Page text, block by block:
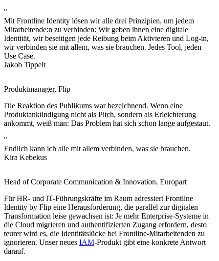
"
Mit Frontline Identity lösen wir alle drei Prinzipien, um jede:n
Mitarbeitende:n zu verbinden: Wir geben ihnen eine digitale
Identität, wir beseitigen jede Reibung beim Aktivieren und Log-in,
wir verbinden sie mit allem, was sie brauchen. Jedes Tool, jeden
Use Case.
Jakob Tippelt
Produktmanager, Flip
Die Reaktion des Publikums war bezeichnend. Wenn eine
Produktankündigung nicht als Pitch, sondern als Erleichterung
ankommt, weiß man: Das Problem hat sich schon lange aufgestaut.
"
Endlich kann ich alle mit allem verbinden, was sie brauchen.
Kira Kebekus
Head of Corporate Communication & Innovation, Europart
Für HR- und IT-Führungskräfte im Raum adressiert Frontline
Identity by Flip eine Herausforderung, die parallel zur digitalen
Transformation leise gewachsen ist: Je mehr Enterprise-Systeme in
die Cloud migrieren und authentifizierten Zugang erfordern, desto
teurer wird es, die Identitätslücke bei Frontline-Mitarbeitenden zu
ignorieren. Unser neues IAM-Produkt gibt eine konkrete Antwort
darauf.